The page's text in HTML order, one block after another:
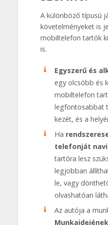
A különböző típusú
követelményeket is
mobiltelefon tartók
is.
Egyszerű és
egy olcsóbb és
mobiltelefon
legfontosabbat
kezét, és a
Ha
telefonját
tartóra lesz
legjobban
le, vagy
olvashatóan
Az autója a